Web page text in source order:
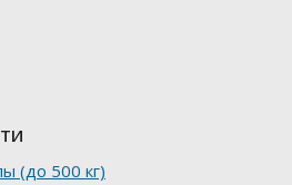
(до 500 кг)